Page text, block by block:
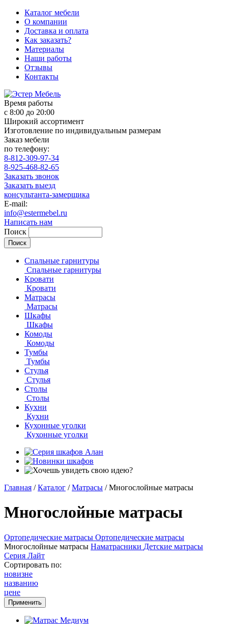
Каталог мебели
О компании
Доставка и оплата
Как заказать?
Материалы
Наши работы
Отзывы
Контакты
Время работы
с 8:00 до 20:00
Широкий ассортимент
Изготовление по индивидуальным размерам
Заказ мебели
по телефону:
8-812-309-97-34
8-925-468-82-65
Заказать звонок
Заказать выезд
консультанта-замерщика
E-mail:
info@estermebel.ru
Написать нам
Поиск
Спальные гарнитуры
Спальные гарнитуры
Кровати
Кровати
Матрасы
Матрасы
Шкафы
Шкафы
Комоды
Комоды
Тумбы
Тумбы
Стулья
Стулья
Столы
Столы
Кухни
Кухни
Кухонные уголки
Кухонные уголки
Главная / Каталог / Матрасы / Многослойные матрасы
Многослойные матрасы
Ортопедические матрасы Ортопедические матрасы
Многослойные матрасы Наматрасники Детские матрасы
Серия Лайт
Сортировать по:
новизне
названию
цене